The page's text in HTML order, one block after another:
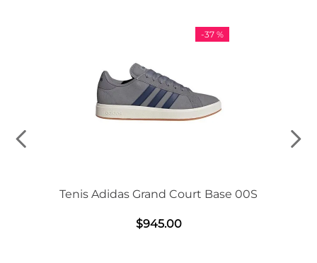
-37 %
Tenis Adidas Grand Court Base 00S
$945.00